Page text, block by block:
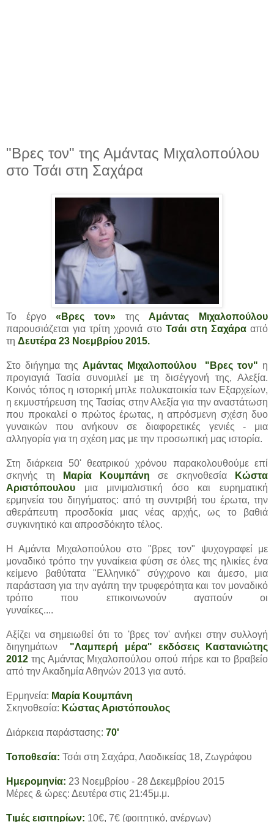
"Βρες τον" της Αμάντας Μιχαλοπούλου
στο Τσάι στη Σαχάρα
Το έργο«Βρες τον» τηςΑμάντας Μιχαλοπούλου
παρουσιάζεται για τρίτη χρονιά στο Τσάι στη Σαχάρααπό
τη Δευτέρα 23 Νοεμβρίου 2015.
Στο διήγημα της Αμάντας Μιχαλοπούλου "Βρες τον" η
προγιαγιά Τασία συνομιλεί με τη δισέγγονή της, Αλεξία.
Κοινός τόπος η ιστορική μπλε πολυκατοικία των Εξαρχείων,
η εκμυστήρευση της Τασίας στην Αλεξία για την αναστάτωση
που προκαλεί ο πρώτος έρωτας, η απρόσμενη σχέση δυο
γυναικών που ανήκουν σε διαφορετικές γενιές - μια
αλληγορία για τη σχέση μας με την προσωπική μας ιστορία.
Στη διάρκεια 50' θεατρικού χρόνου παρακολουθούμε επί
σκηνής τη
Μαρία Κουμπάνη σε σκηνοθεσία
Κώστα
Αριστόπουλου
μια μινιμαλιστική όσο και ευρηματική
ερμηνεία του διηγήματος: από τη συντριβή του έρωτα, την
αθεράπευτη προσδοκία μιας νέας αρχής, ως το βαθιά
συγκινητικό και απροσδόκητο τέλος.
Η Αμάντα Μιχαλοπούλου στο "βρες τον" ψυχογραφεί με
μοναδικό τρόπο την γυναίκεια φύση σε όλες της ηλικίες ένα
κείμενο βαθύτατα "Ελληνικό" σύγχρονο και άμεσο, μια
παράσταση για την αγάπη την τρυφερότητα και τον μοναδικό
τρόπο που επικοινωνούν αγαπούν οι
γυναίκες....
Αξίζει να σημειωθεί ότι το 'βρες τον' ανήκει στην συλλογή
διηγημάτων
"Λαμπερή μέρα" εκδόσεις Καστανιώτης
2012 της Αμάντας Μιχαλοπούλου οπού πήρε και το βραβείο
από την Ακαδημία Αθηνών 2013 για αυτό.
Ερμηνεία: Μαρία Κουμπάνη
Σκηνοθεσία: Κώστας Αριστόπουλος
Διάρκεια παράστασης: 70'
Τοποθεσία: Τσάι στη Σαχάρα, Λαοδικείας 18, Ζωγράφου
Ημερομηνία: 23 Νοεμβρίου - 28 Δεκεμβρίου 2015
Μέρες & ώρες: Δευτέρα στις 21:45μ.μ.
Τιμές εισιτηρίων: 10€, 7€ (φοιτητικό, ανέργων)